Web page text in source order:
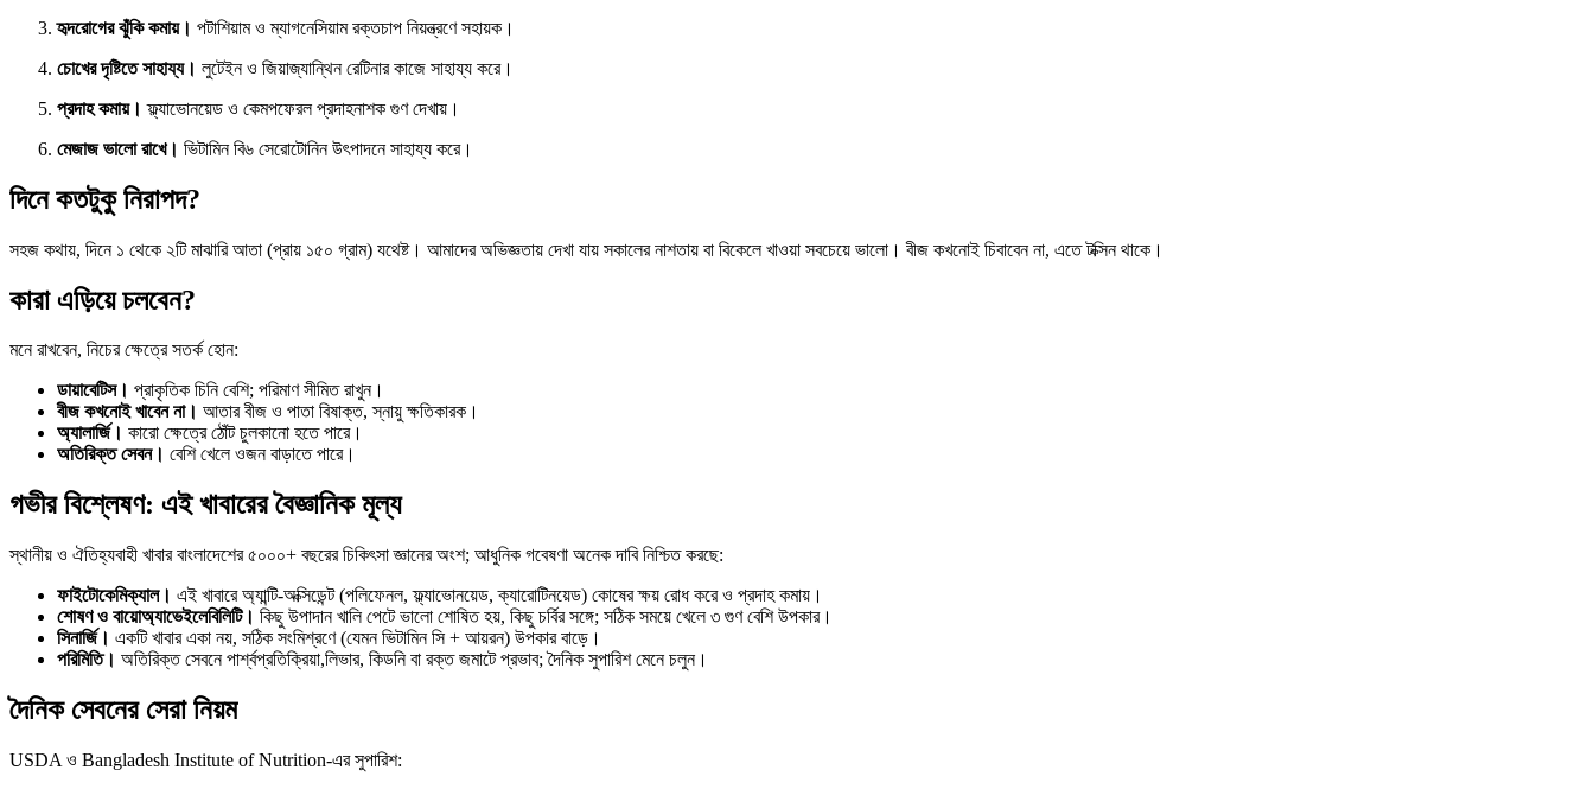
হৃদরোগের ঝুঁকি কমায়। পটাশিয়াম ও ম্যাগনেসিয়াম রক্তচাপ নিয়ন্ত্রণে সহায়ক।
চোখের দৃষ্টিতে সাহায্য। লুটেইন ও জিয়াজ্যান্থিন রেটিনার কাজে সাহায্য করে।
প্রদাহ কমায়। ফ্ল্যাভোনয়েড ও কেমপফেরল প্রদাহনাশক গুণ দেখায়।
মেজাজ ভালো রাখে। ভিটামিন বি৬ সেরোটোনিন উৎপাদনে সাহায্য করে।
দিনে কতটুকু নিরাপদ?
সহজ কথায়, দিনে ১ থেকে ২টি মাঝারি আতা (প্রায় ১৫০ গ্রাম) যথেষ্ট। আমাদের অভিজ্ঞতায় দেখা যায় সকালের নাশতায় বা বিকেলে খাওয়া সবচেয়ে ভালো। বীজ কখনোই চিবাবেন না, এতে টক্সিন থাকে।
কারা এড়িয়ে চলবেন?
মনে রাখবেন, নিচের ক্ষেত্রে সতর্ক হোন:
ডায়াবেটিস। প্রাকৃতিক চিনি বেশি; পরিমাণ সীমিত রাখুন।
বীজ কখনোই খাবেন না। আতার বীজ ও পাতা বিষাক্ত, স্নায়ু ক্ষতিকারক।
অ্যালার্জি। কারো ক্ষেত্রে ঠোঁট চুলকানো হতে পারে।
অতিরিক্ত সেবন। বেশি খেলে ওজন বাড়াতে পারে।
গভীর বিশ্লেষণ: এই খাবারের বৈজ্ঞানিক মূল্য
স্থানীয় ও ঐতিহ্যবাহী খাবার বাংলাদেশের ৫০০০+ বছরের চিকিৎসা জ্ঞানের অংশ; আধুনিক গবেষণা অনেক দাবি নিশ্চিত করছে:
ফাইটোকেমিক্যাল। এই খাবারে অ্যান্টি-অক্সিডেন্ট (পলিফেনল, ফ্ল্যাভোনয়েড, ক্যারোটিনয়েড) কোষের ক্ষয় রোধ করে ও প্রদাহ কমায়।
শোষণ ও বায়োঅ্যাভেইলেবিলিটি। কিছু উপাদান খালি পেটে ভালো শোষিত হয়, কিছু চর্বির সঙ্গে; সঠিক সময়ে খেলে ৩ গুণ বেশি উপকার।
সিনার্জি। একটি খাবার একা নয়, সঠিক সংমিশ্রণে (যেমন ভিটামিন সি + আয়রন) উপকার বাড়ে।
পরিমিতি। অতিরিক্ত সেবনে পার্শ্বপ্রতিক্রিয়া,লিভার, কিডনি বা রক্ত জমাটে প্রভাব; দৈনিক সুপারিশ মেনে চলুন।
দৈনিক সেবনের সেরা নিয়ম
USDA ও Bangladesh Institute of Nutrition-এর সুপারিশ: